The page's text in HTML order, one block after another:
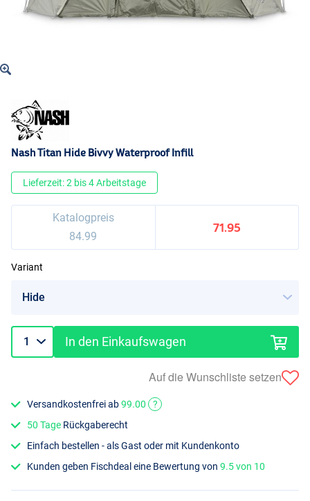
Nash Titan Hide Bivvy Waterproof Infill
Lieferzeit: 2 bis 4 Arbeitstage
Katalogpreis
84.99
71.95
Variant
In den Einkaufswagen
Auf die Wunschliste setzen
Versandkostenfrei ab99.00
?
50 Tage Rückgaberecht
Einfach bestellen - als Gast oder mit Kundenkonto
Kunden geben Fischdeal eine Bewertung von9.5 von 10